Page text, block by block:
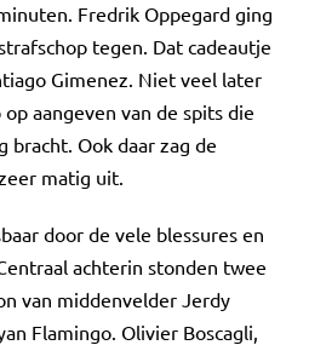
Fredrik Oppegard ging
tegen. Dat cadeautje
Gimenez. Niet veel later
aangeven van de spits die
bracht. Ook daar zag de
matig uit.
door de vele blessures en
achterin stonden twee
van middenvelder Jerdy
Flamingo. Olivier Boscagli,